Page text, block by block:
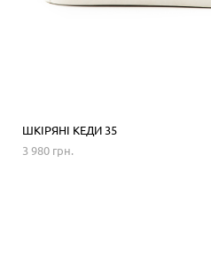
ШКІРЯНІ КЕДИ 35
3 980 грн.